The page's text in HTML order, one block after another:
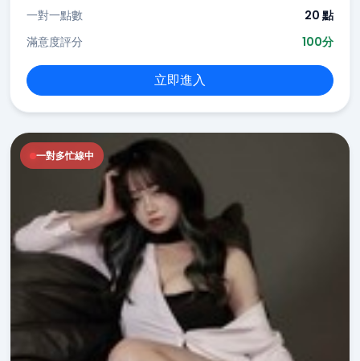
一對一點數
20 點
滿意度評分
100分
立即進入
一對多忙線中